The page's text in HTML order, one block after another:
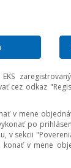
cez odkaz
v mene
po
v sekcii
v mene